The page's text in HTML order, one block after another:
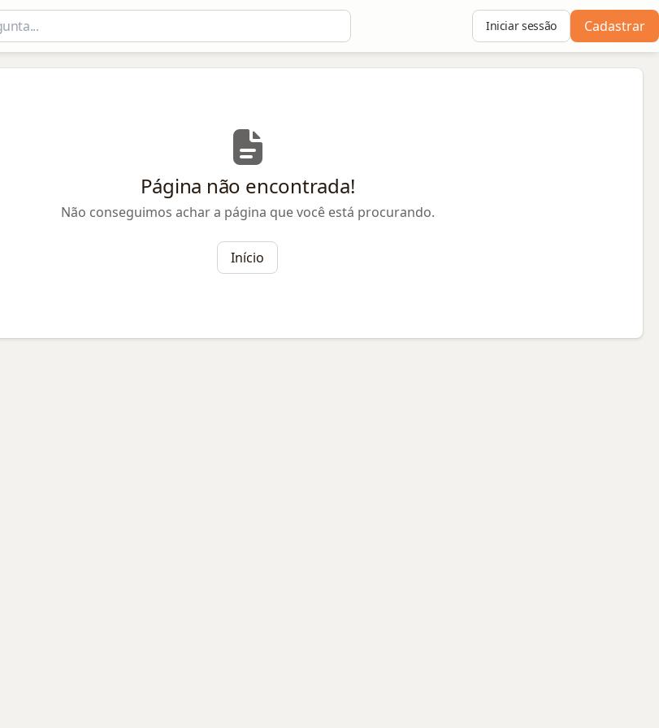
Cadastrar
Iniciar sessão
Página não encontrada!
Não conseguimos achar a página que você está procurando.
Início